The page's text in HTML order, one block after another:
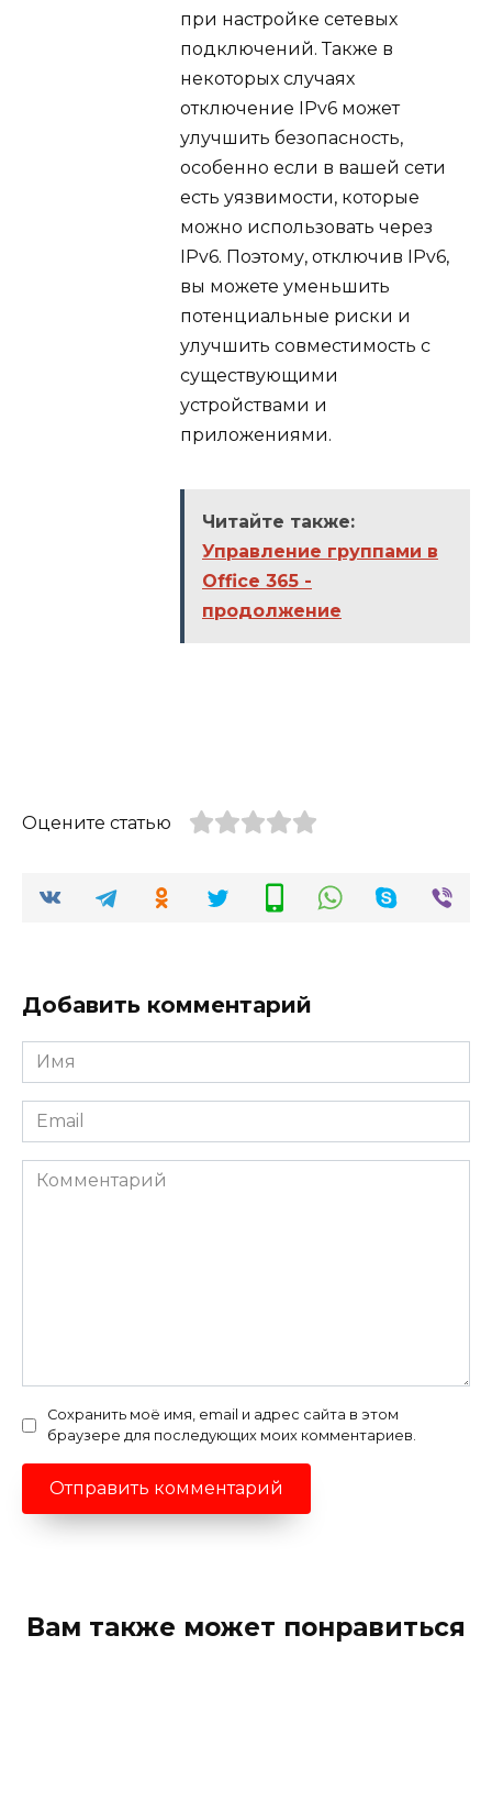
при настройке сетевых
подключений. Также в
некоторых случаях
отключение IPv6 может
улучшить безопасность,
особенно если в вашей сети
есть уязвимости, которые
можно использовать через
IPv6. Поэтому, отключив IPv6,
вы можете уменьшить
потенциальные риски и
улучшить совместимость с
существующими
устройствами и
приложениями.
Читайте также:
Управление группами в
Office 365 -
продолжение
Оцените статью
Добавить комментарий
Имя
*
Email
*
Комментарий
Сохранить моё имя, email и адрес сайта в этом
браузере для последующих моих комментариев.
Вам также может понравиться